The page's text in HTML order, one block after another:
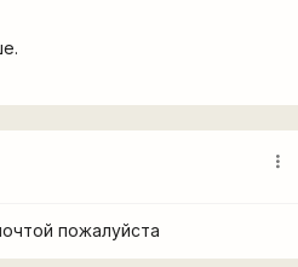
more_vert
пожалуйста